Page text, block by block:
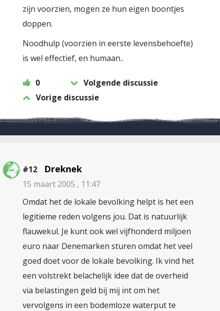
zijn voorzien, mogen ze hun eigen boontjes
doppen.
Noodhulp (voorzien in eerste levensbehoefte)
is wel effectief, en humaan..
0
Volgende discussie
Vorige discussie
#12 Dreknek
15 maart 2005 , 11:47
Omdat het de lokale bevolking helpt is het een
legitieme reden volgens jou. Dat is natuurlijk
flauwekul. Je kunt ook wel vijfhonderd miljoen
euro naar Denemarken sturen omdat het veel
goed doet voor de lokale bevolking. Ik vind het
een volstrekt belachelijk idee dat de overheid
via belastingen geld bij mij int om het
vervolgens in een bodemloze waterput te